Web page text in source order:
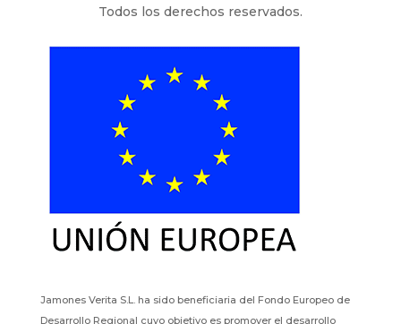
Todos los derechos reservados.
Jamones Verita S.L. ha sido beneficiaria del Fondo Europeo de
Desarrollo Regional cuyo objetivo es promover el desarrollo